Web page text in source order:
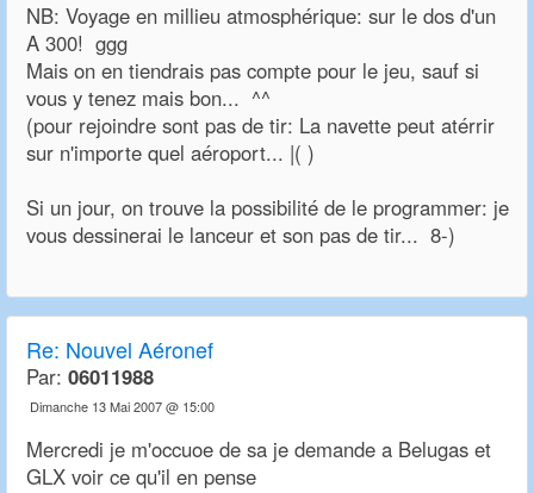
NB: Voyage en millieu atmosphérique: sur le dos d'un
A 300! ggg
Mais on en tiendrais pas compte pour le jeu, sauf si
vous y tenez mais bon... ^^
(pour rejoindre sont pas de tir: La navette peut atérrir
sur n'importe quel aéroport... |( )
Si un jour, on trouve la possibilité de le programmer: je
vous dessinerai le lanceur et son pas de tir... 8-)
Re: Nouvel Aéronef
Par: 06011988
Dimanche 13 Mai 2007 @ 15:00
Mercredi je m'occuoe de sa je demande a Belugas et
GLX voir ce qu'il en pense